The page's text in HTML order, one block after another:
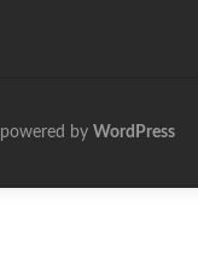
powered by WordPress